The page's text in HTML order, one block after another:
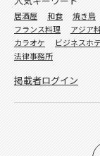
居酒屋 和食 焼き鳥
フランス料理
アジア
カラオケ
ビジネスホ
法律事務所
掲載者ログイン